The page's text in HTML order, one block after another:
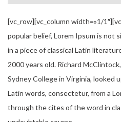
[vc_row][vc_column width=»1/
popular belief, Lorem Ipsum is not
in a piece of classical Latin
2000 years old. Richard
Sydney College in Virginia, looked
Latin words, consectetur, from a
through the cites of the word in